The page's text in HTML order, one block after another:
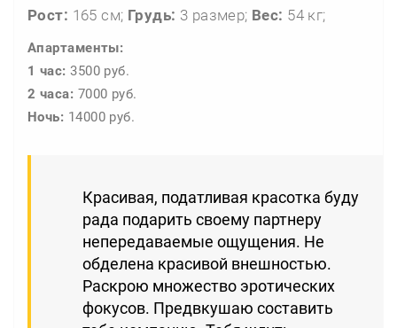
Рост: 165 см; Грудь: 3 размер; Вес: 54 кг;
Апартаменты:
1 час: 3500 руб.
2 часа: 7000 руб.
Ночь: 14000 руб.
Красивая, податливая красотка буду
рада подарить своему партнеру
непередаваемые ощущения. Не
обделена красивой внешностью.
Раскрою множество эротических
фокусов. Предвкушаю составить